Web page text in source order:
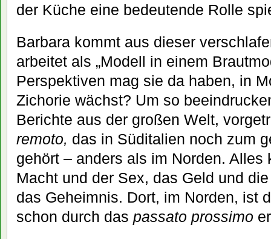
der Küche eine bedeutende Rolle
Barbara kommt aus dieser
arbeitet als „Modell in einem
Perspektiven mag sie da haben, in
Zichorie wächst? Um so
Berichte aus der großen Welt,
remoto, das in Süditalien noch zum
gehört – anders als im Norden. Alles
Macht und der Sex, das Geld und
das Geheimnis. Dort, im Norden, ist
schon durch das passato prossimo